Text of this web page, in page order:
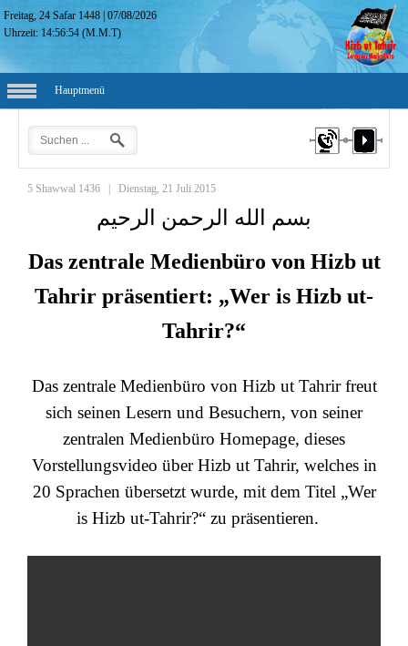
Freitag, 24 Safar 1448 |07/08/2026
Uhrzeit: 14:56:55 (M.M.T)
Hauptmenü
5 Shawwal 1436 Dienstag, 21 Juli 2015
بسم الله الرحمن الرحيم
Das zentrale Medienbüro von Hizb ut
Tahrir präsentiert: „Wer is Hizb ut-
Tahrir?“
Das zentrale Medienbüro von Hizb ut Tahrir freut
sich seinen Lesern und Besuchern, von seiner
zentralen Medienbüro Homepage, dieses
Vorstellungsvideo über Hizb ut Tahrir, welches in
20 Sprachen übersetzt wurde, mit dem Titel „Wer
is Hizb ut-Tahrir?“ zu präsentieren.